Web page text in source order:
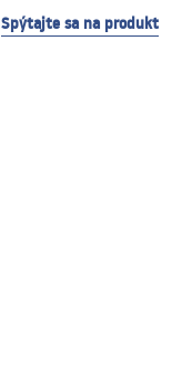
Spýtajte sa na produkt